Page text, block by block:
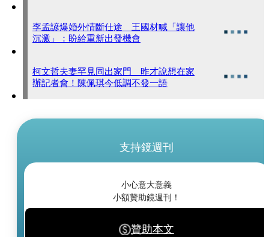
李孟諺爆婚外情斷仕途 王國材喊「讓他
沉澱」：盼給重新出發機會
柯文哲夫妻罕見同出家門 昨才說想在家
辦記者會！陳佩琪今低調不發一語
支持鏡週刊
小心意大意義
小額贊助鏡週刊！
贊助本文